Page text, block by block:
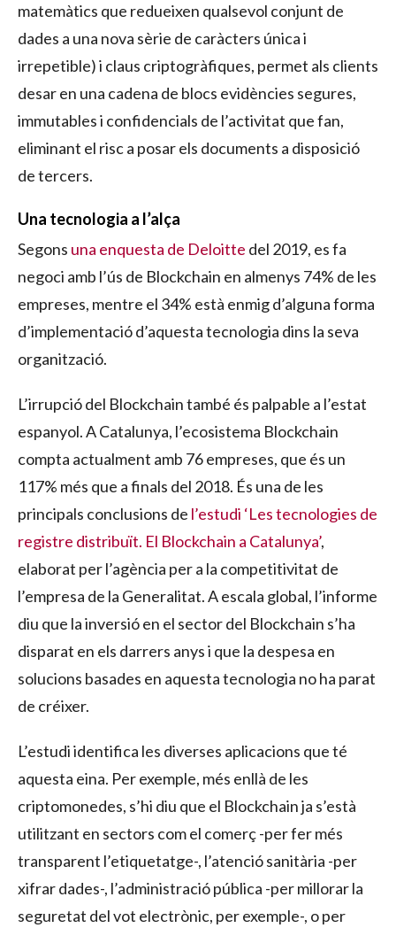
matemàtics que redueixen qualsevol conjunt de
dades a una nova sèrie de caràcters única i
irrepetible) i claus criptogràfiques, permet als clients
desar en una cadena de blocs evidències segures,
immutables i confidencials de l’activitat que fan,
eliminant el risc a posar els documents a disposició
de tercers.
Una tecnologia a l’alça
Segons una enquesta de Deloitte del 2019, es fa
negoci amb l’ús de Blockchain en almenys 74% de les
empreses, mentre el 34% està enmig d’alguna forma
d’implementació d’aquesta tecnologia dins la seva
organització.
L’irrupció del Blockchain també és palpable a l’estat
espanyol. A Catalunya, l’ecosistema Blockchain
compta actualment amb 76 empreses, que és un
117% més que a finals del 2018. És una de les
principals conclusions de l’estudi ‘Les tecnologies de
registre distribuït. El Blockchain a Catalunya’,
elaborat per l’agència per a la competitivitat de
l’empresa de la Generalitat. A escala global, l’informe
diu que la inversió en el sector del Blockchain s’ha
disparat en els darrers anys i que la despesa en
solucions basades en aquesta tecnologia no ha parat
de créixer.
L’estudi identifica les diverses aplicacions que té
aquesta eina. Per exemple, més enllà de les
criptomonedes, s’hi diu que el Blockchain ja s’està
utilitzant en sectors com el comerç -per fer més
transparent l’etiquetatge-, l’atenció sanitària -per
xifrar dades-, l’administració pública -per millorar la
seguretat del vot electrònic, per exemple-, o per